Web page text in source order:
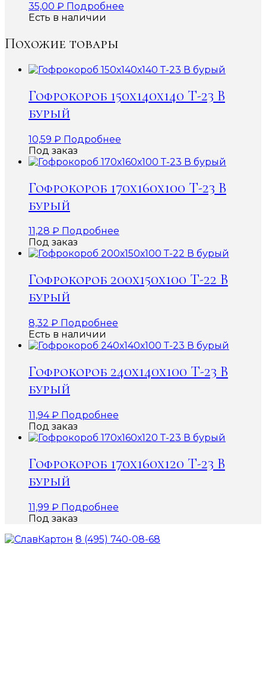
35,00 ₽ Подробнее
Есть в наличии
Похожие товары
Гофрокороб 150х140х140 Т-23 В
бурый
10,59 ₽ Подробнее
Под заказ
Гофрокороб 170х160х100 Т-23 В
бурый
11,28 ₽ Подробнее
Под заказ
Гофрокороб 200х150х100 Т-22 В
бурый
8,32 ₽ Подробнее
Есть в наличии
Гофрокороб 240х140х100 Т-23 В
бурый
11,94₽ Подробнее
Под заказ
Гофрокороб 170х160х120 Т-23 В
бурый
11,99 ₽ Подробнее
Под заказ
8 (495) 740-08-68